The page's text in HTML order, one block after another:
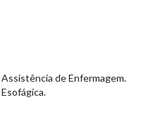
de Enfermagem.